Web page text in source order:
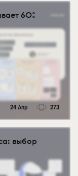
60%
24 Апр 273
выбор